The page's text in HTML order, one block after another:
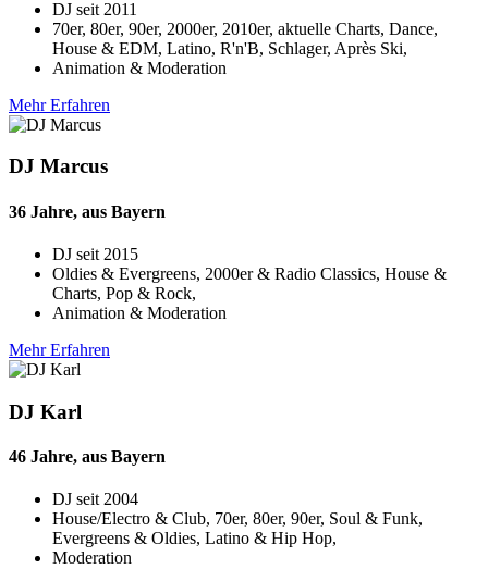
DJ seit 2011
70er, 80er, 90er, 2000er, 2010er, aktuelle Charts, Dance,
House & EDM, Latino, R'n'B, Schlager, Après Ski,
Animation & Moderation
Mehr Erfahren
DJ Marcus
36 Jahre, aus Bayern
DJ seit 2015
Oldies & Evergreens, 2000er & Radio Classics, House &
Charts, Pop & Rock,
Animation & Moderation
Mehr Erfahren
DJ Karl
46 Jahre, aus Bayern
DJ seit 2004
House/Electro & Club, 70er, 80er, 90er, Soul & Funk,
Evergreens & Oldies, Latino & Hip Hop,
Moderation